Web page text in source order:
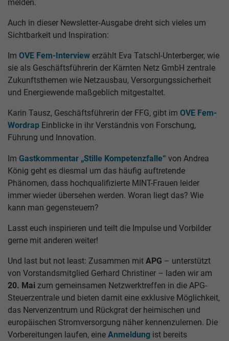
melden.
Auch in dieser Newsletter‑Ausgabe dreht sich vieles um
Sichtbarkeit und Inspiration:
Im OVE Fem-Interview erzählt Eva Tatschl-Unterberger, wie
sie als Geschäftsführerin der Kärnten Netz GmbH zentrale
Zukunftsthemen wie Netzausbau, Versorgungssicherheit
und Energiewende maßgeblich mitgestaltet.
Karin Tausz, Geschäftsführerin der FFG, gibt im OVE Fem-
Wordrap Einblicke in ihr Verständnis von Forschung,
Führung und Innovation.
Im Gastkommentar „Stille Kompetenzfalle“ von Andrea
König geht es diesmal um das häufig auftretende
Phänomen, dass hochqualifizierte MINT-Frauen leider
immer wieder übersehen werden. Woran liegt das? Wie
kann man gegensteuern?
Lasst euch inspirieren und teilt die Impulse und Vorbilder
gerne mit anderen weiter!
Und last but not least: Zusammen mit APG – unterstützt
von Vorstandsmitglied Gerhard Christiner – laden wir am
20. Mai zum gemeinsamen Netzwerktreffen in die APG-
Steuerzentrale und bieten damit eine exklusive Möglichkeit,
das Nervenzentrum und Rückgrat der heimischen und
europäischen Stromversorgung näher kennenzulernen. Die
Vorbereitungen laufen, eine Anmeldung ist bereits